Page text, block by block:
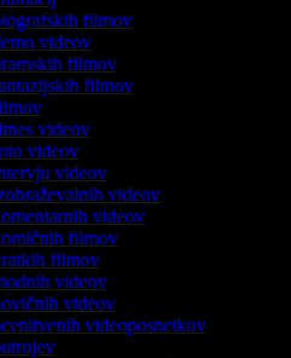
filmov
videov
filmov
filmov
videov
videov
videov
videov
videov
filmov
filmov
videov
videov
videoposnetkov